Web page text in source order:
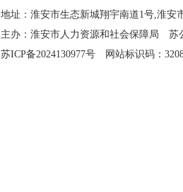
地址：淮安市生态新城翔宇南道1号,淮
主办：淮安市人力资源和社会保障局 苏
苏ICP备2024130977号 网站标识码：